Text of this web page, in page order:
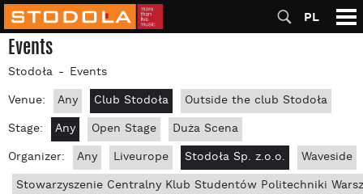
PL
Events
Stodoła
Events
Venue:
Any Club Stodoła
Outside the club Stodoła
Stage:
Any Open Stage
Duża Scena
Organizer:
Any Liveurope Stodoła Sp. z.o.o.
Waveside
Stowarzyszenie Centralny Klub Studentów Politechniki